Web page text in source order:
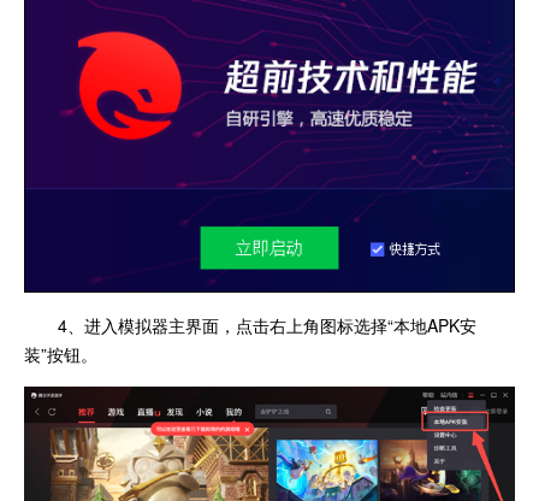
4、进入模拟器主界面，点击右上角图标选择“本地APK安
装”按钮。